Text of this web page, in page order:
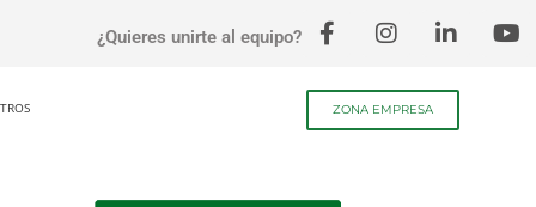
¿Quieres unirte al equipo?
ZONA EMPRESA